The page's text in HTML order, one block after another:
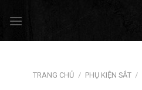
TRANG CHỦ / PHỤ KIỆN SẮT /